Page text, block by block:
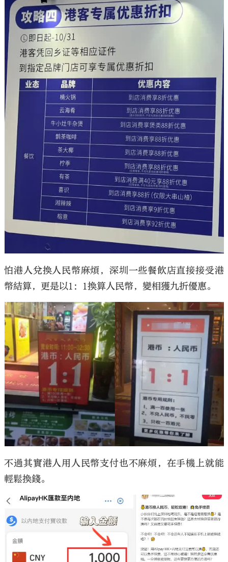
怕港人兌換人民幣麻煩，深圳一些餐飲店直接接受港
幣結算，更是以1：1換算人民幣，變相獲九折優惠。
不過其實港人用人民幣支付也不麻煩，在手機上就能
輕鬆換錢。